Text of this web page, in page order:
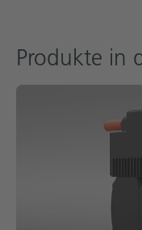
Produkte in